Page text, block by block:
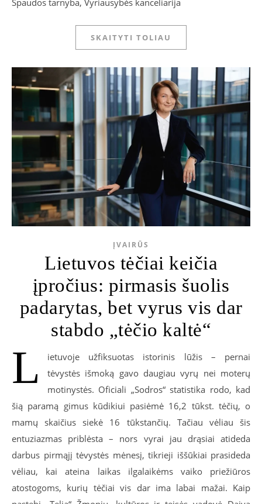
SKAITYTI TOLIAU
ĮVAIRŪS
Lietuvos tėčiai keičia
įpročius: pirmasis šuolis
padarytas, bet vyrus vis dar
stabdo „tėčio kaltė“
L
ietuvoje užfiksuotas istorinis lūžis – pernai
tėvystės išmoką gavo daugiau vyrų nei moterų
motinystės. Oficiali „Sodros“ statistika rodo, kad
šią paramą gimus kūdikiui pasiėmė 16,2 tūkst. tėčių, o
mamų skaičius siekė 16 tūkstančių. Tačiau vėliau šis
entuziazmas priblėsta – nors vyrai jau drąsiai atideda
darbus pirmąjį tėvystės mėnesį, tikrieji iššūkiai prasideda
vėliau, kai ateina laikas ilgalaikėms vaiko priežiūros
atostogoms, kurių tėčiai vis dar ima labai mažai. Kaip